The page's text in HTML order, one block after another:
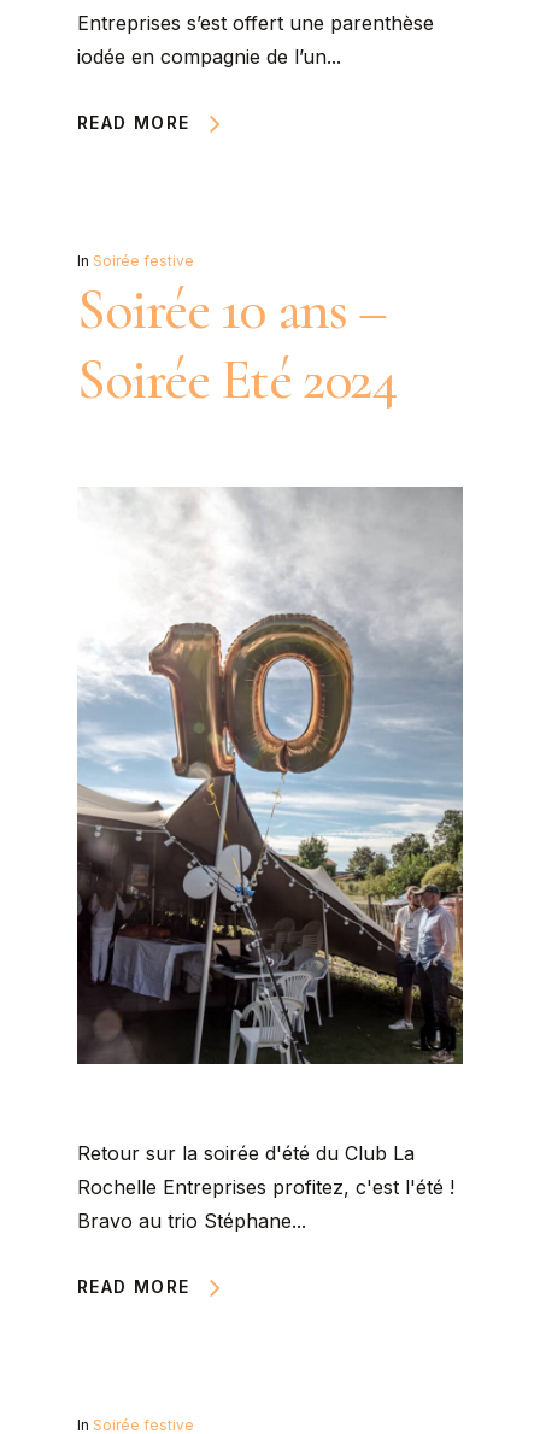
Entreprises s’est offert une parenthèse
iodée en compagnie de l’un...
READ MORE
In Soirée festive
Soirée 10 ans –
Soirée Eté 2024
Retour sur la soirée d'été du Club La
Rochelle Entreprises profitez, c'est l'été !
Bravo au trio Stéphane...
READ MORE
In Soirée festive